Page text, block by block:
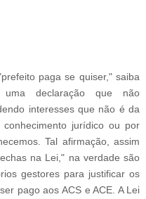
paga se quiser," saiba
declaração que não
interesses que não é da
jurídico ou por
Tal afirmação, assim
na Lei," na verdade são
gestores para justificar os
pago aos ACS e ACE. A Lei